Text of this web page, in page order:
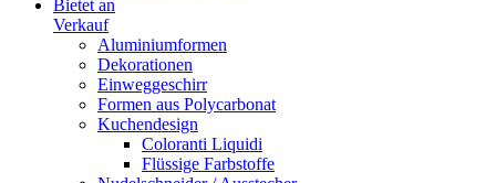
Bietet an
Verkauf
Aluminiumformen
Dekorationen
Einweggeschirr
Formen aus Polycarbonat
Kuchendesign
Coloranti Liquidi
Flüssige Farbstoffe